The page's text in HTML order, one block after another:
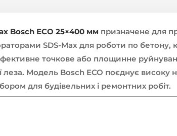
Bosch ECO 25×400 мм призначене для
SDS-Max для роботи по бетону,
точкове або площинне
леза. Модель Bosch ECO поєднує високу
для будівельних і ремонтних робіт.